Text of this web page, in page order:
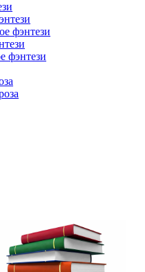
фэнтези
фэнтези